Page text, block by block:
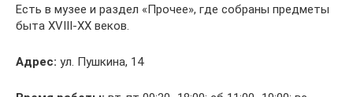
Есть в музее и раздел «Прочее», где собраны предметы
быта XVIII-XX веков.
Адрес: ул. Пушкина, 14